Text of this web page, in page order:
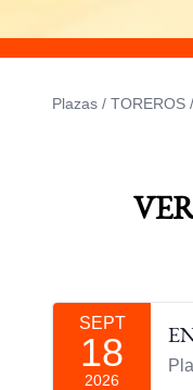
Plazas / TOREROS /
SEPT
18
2026